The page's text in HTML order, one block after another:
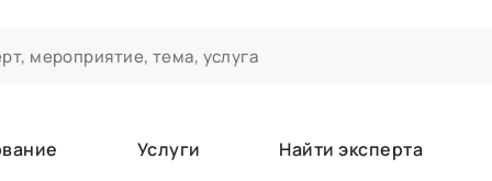
Услуги Найти эксперта